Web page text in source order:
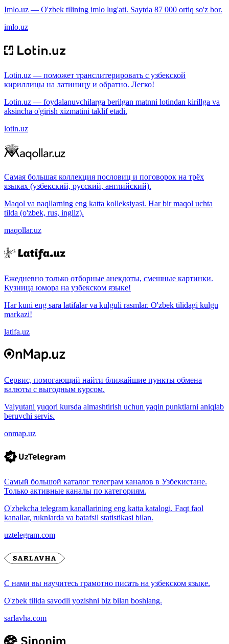
Imlo.uz — O'zbek tilining imlo lug'ati. Saytda 87 000 ortiq so'z bor.
imlo.uz
Lotin.uz — поможет транслитерировать с узбекской
кириллицы на латиницу и обратно. Легко!
Lotin.uz — foydalanuvchilarga berilgan matnni lotindan kirillga va
aksincha o'girish xizmatini taklif etadi.
lotin.uz
Самая большая коллекция пословиц и поговорок на трёх
языках (узбекский, русский, английский).
Maqol va naqllarning eng katta kolleksiyasi. Har bir maqol uchta
tilda (o'zbek, rus, ingliz).
maqollar.uz
Ежедневно только отборные анекдоты, смешные картинки.
Кузница юмора на узбекском языке!
Har kuni eng sara latifalar va kulguli rasmlar. O'zbek tilidagi kulgu
markazi!
latifa.uz
Сервис, помогающий найти ближайшие пункты обмена
валюты с выгодным курсом.
Valyutani yuqori kursda almashtirish uchun yaqin punktlarni aniqlab
beruvchi servis.
onmap.uz
Самый большой каталог телеграм каналов в Узбекистане.
Только активные каналы по категориям.
O'zbekcha telegram kanallarining eng katta katalogi. Faqt faol
kanallar, ruknlarda va batafsil statistikasi bilan.
uztelegram.com
С нами вы научитесь грамотно писать на узбекском языке.
O'zbek tilida savodli yozishni biz bilan boshlang.
sarlavha.com